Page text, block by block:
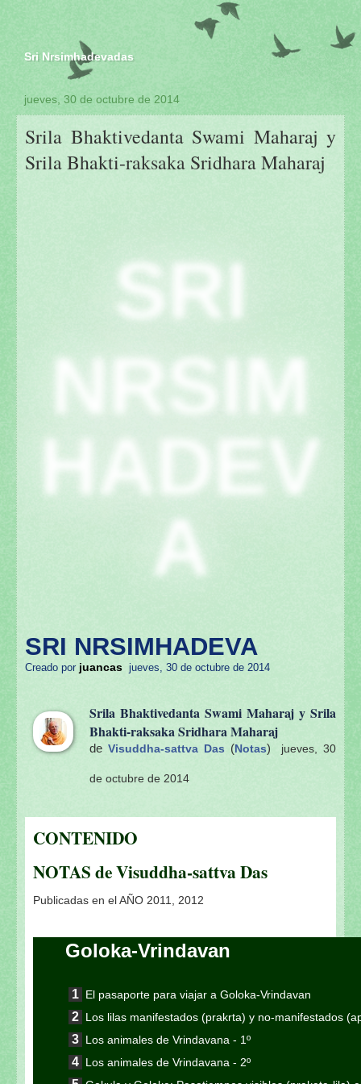
Sri Nrsimhadevadas
jueves, 30 de octubre de 2014
Srila Bhaktivedanta Swami Maharaj y
Srila Bhakti-raksaka Sridhara Maharaj
SRI
NRSIM
HADEV
A
SRI NRSIMHADEVA
Creado por juancas jueves, 30 de octubre de 2014
Srila Bhaktivedanta Swami Maharaj y Srila
Bhakti-raksaka Sridhara Maharaj
de Visuddha-sattva Das (Notas) jueves, 30
de octubre de 2014
CONTENIDO
NOTAS de Visuddha-sattva Das
Publicadas en el AÑO 2011, 2012
Goloka-Vrindavan
El pasaporte para viajar a Goloka-Vrindavan
Los lilas manifestados (prakrta) y no-manifestados
Los animales de Vrindavana - 1º
Los animales de Vrindavana - 2º